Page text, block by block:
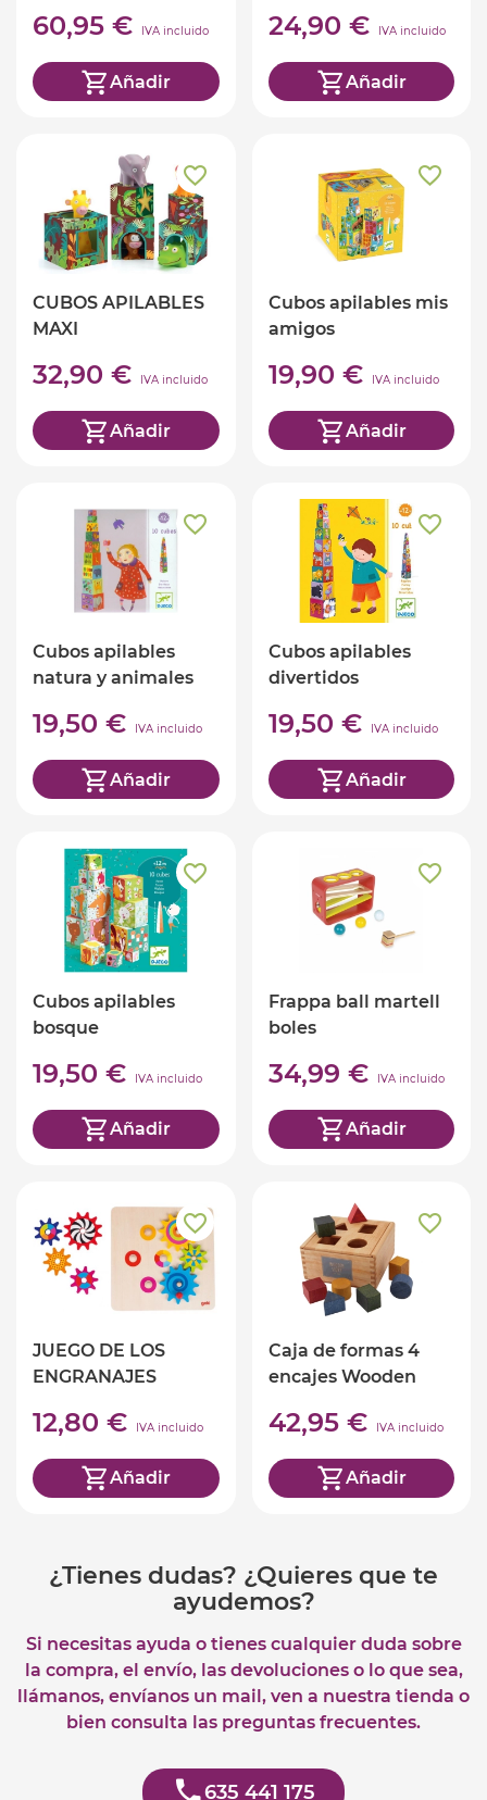
60,95 € IVA incluido
Añadir
24,90 € IVA incluido
Añadir
CUBOS APILABLES
MAXI
32,90 € IVA incluido
Añadir
Cubos apilables mis
amigos
19,90 € IVA incluido
Añadir
Cubos apilables
natura y animales
19,50 € IVA incluido
Añadir
Cubos apilables
divertidos
19,50 € IVA incluido
Añadir
Cubos apilables
bosque
19,50 € IVA incluido
Añadir
Frappa ball martell
boles
34,99 € IVA incluido
Añadir
JUEGO DE LOS
ENGRANAJES
12,80 € IVA incluido
Añadir
Caja de formas 4
encajes Wooden
42,95 € IVA incluido
Añadir
¿Tienes dudas? ¿Quieres que te
ayudemos?
Si necesitas ayuda o tienes cualquier duda sobre
la compra, el envío, las devoluciones o lo que sea,
llámanos, envíanos un mail, ven a nuestra tienda o
bien consulta las preguntas frecuentes.
635 441 175